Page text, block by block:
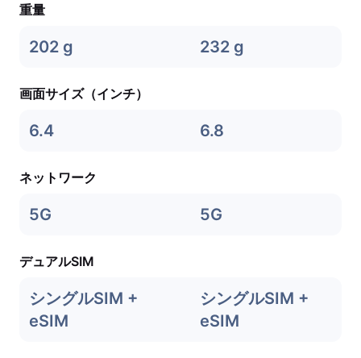
重量
202 g 232 g
画面サイズ（インチ）
6.4 6.8
ネットワーク
5G 5G
デュアルSIM
シングルSIM +
eSIM
シングルSIM +
eSIM